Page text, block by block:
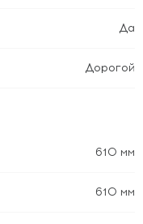
Да
Дорогой
610 мм
610 мм